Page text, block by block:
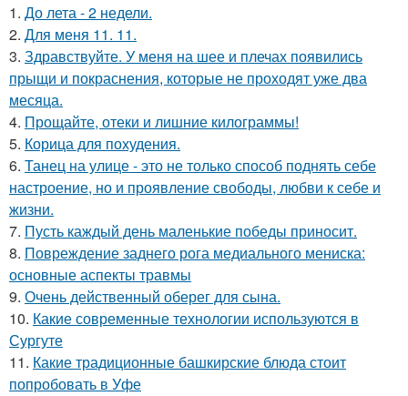
1. До лета - 2 недели.
2. Для меня 11. 11.
3. Здравствуйте. У меня на шее и плечах появились
прыщи и покраснения, которые не проходят уже два
месяца.
4. Прощайте, отеки и лишние килограммы!
5. Корица для похудения.
6. Танец на улице - это не только способ поднять себе
настроение, но и проявление свободы, любви к себе и
жизни.
7. Пусть каждый день маленькие победы приносит.
8. Повреждение заднего рога медиального мениска:
основные аспекты травмы
9. Очень действенный оберег для сына.
10. Какие современные технологии используются в
Сургуте
11. Какие традиционные башкирские блюда стоит
попробовать в Уфе